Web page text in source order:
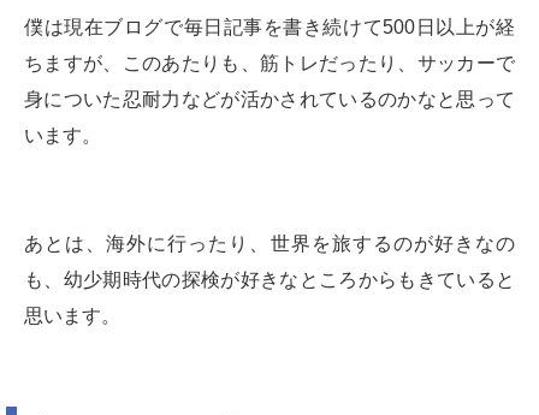
僕は現在ブログで毎日記事を書き続けて500日以上が経
ちますが、このあたりも、筋トレだったり、サッカーで
身についた忍耐力などが活かされているのかなと思って
います。
あとは、海外に行ったり、世界を旅するのが好きなの
も、幼少期時代の探検が好きなところからもきていると
思います。